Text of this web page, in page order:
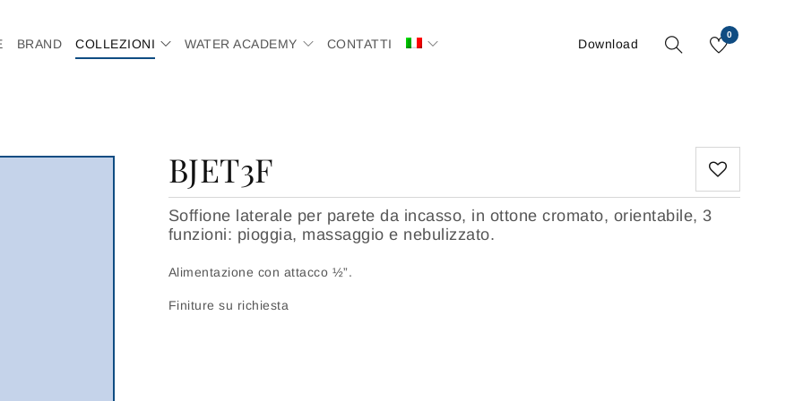
BRAND COLLEZIONI WATER ACADEMY CONTATTI
0
Download
BJET3F
Soffione laterale per parete da incasso, in ottone cromato, orientabile, 3
funzioni: pioggia, massaggio e nebulizzato.
Alimentazione con attacco ½”.
Finiture su richiesta